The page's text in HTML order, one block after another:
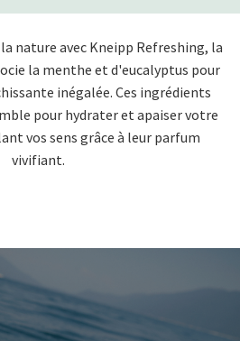
nature avec Kneipp Refreshing, la
la menthe et d'eucalyptus pour
inégalée. Ces ingrédients
pour hydrater et apaiser votre
vos sens grâce à leur parfum
vivifiant.